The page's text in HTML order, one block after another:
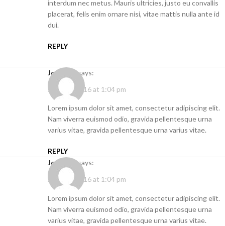
interdum nec metus. Mauris ultricies, justo eu convallis
placerat, felis enim ornare nisi, vitae mattis nulla ante id
dui.
REPLY
Joe Doe
says:
June 28, 2016 at 1:04 pm
Lorem ipsum dolor sit amet, consectetur adipiscing elit.
Nam viverra euismod odio, gravida pellentesque urna
varius vitae, gravida pellentesque urna varius vitae.
REPLY
Joe Doe
says:
June 28, 2016 at 1:04 pm
Lorem ipsum dolor sit amet, consectetur adipiscing elit.
Nam viverra euismod odio, gravida pellentesque urna
varius vitae, gravida pellentesque urna varius vitae.